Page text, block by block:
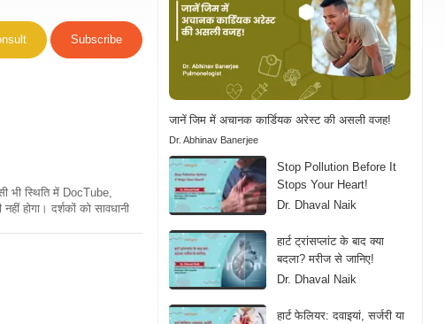
Subscribe
भी स्थिति में DocTube,
होगा। दर्शकों को सावधानी
जानें जिम में अचानक कार्डियक अरेस्ट की असली वजह!
Dr. Abhinav Banerjee
Stop Pollution Before It
Stops Your Heart!
Dr. Dhaval Naik
हार्ट ट्रांसप्लांट के बाद क्या
बदला? मरीज से जानिए!
Dr. Dhaval Naik
हार्ट फेलियर: दवाइयां, सर्जरी या